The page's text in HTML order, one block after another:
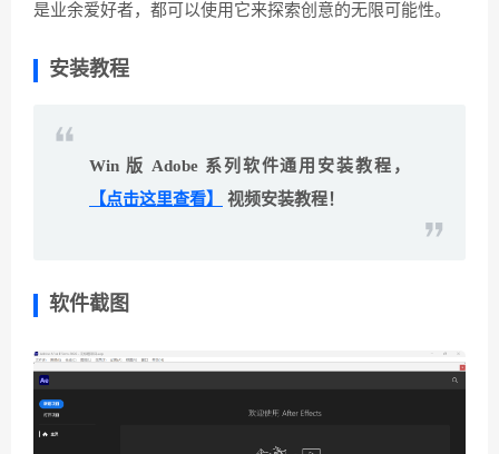
是业余爱好者，都可以使用它来探索创意的无限可能性。
安装教程
Win 版 Adobe 系列软件通用安装教程，
【点击这里查看】
视频安装教程！
软件截图